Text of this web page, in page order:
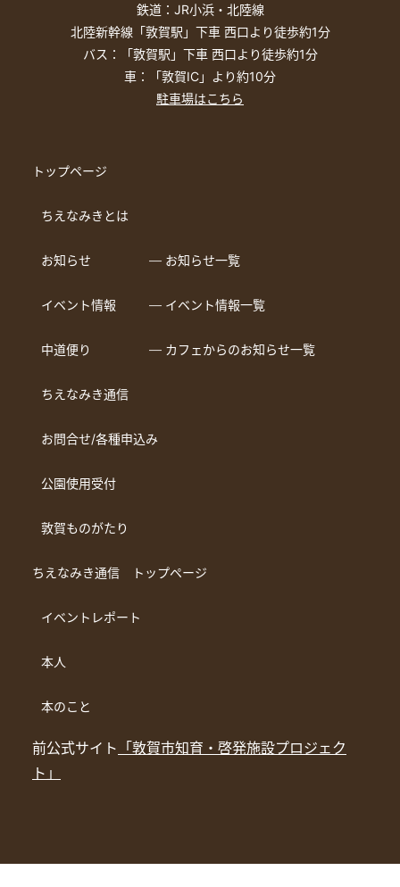
鉄道：JR小浜・北陸線
北陸新幹線「敦賀駅」下車 西口より徒歩約1分
バス：「敦賀駅」下車 西口より徒歩約1分
車：「敦賀IC」より約10分
駐車場はこちら
トップページ
ちえなみきとは
お知らせ ― お知らせ一覧
イベント情報 ― イベント情報一覧
中道便り ― カフェからのお知らせ一覧
ちえなみき通信
お問合せ/各種申込み
公園使用受付
敦賀ものがたり
ちえなみき通信 トップページ
イベントレポート
本人
本のこと
前公式サイト 「敦賀市知育・啓発施設プロジェク
ト」